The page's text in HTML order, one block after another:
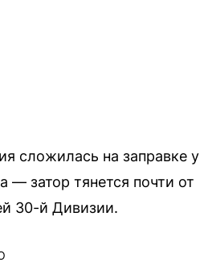
сложилась на заправке у
— затор тянется почти от
30-й Дивизии.